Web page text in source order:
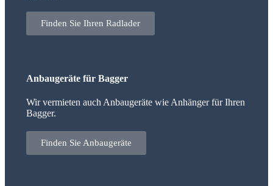
Finden Sie Ihren Radlader
Anbaugeräte für Bagger
Wir vermieten auch Anbaugeräte wie Anhänger für Ihren
Bagger.
Finden Sie Anbaugeräte